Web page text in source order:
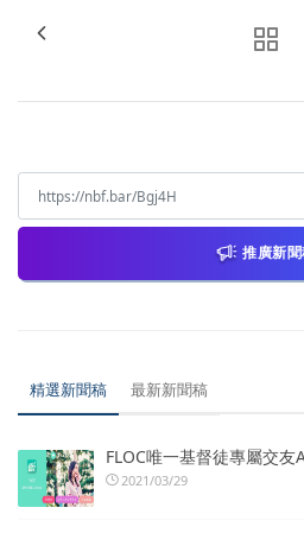
推廣新
精選新聞稿 最新新聞稿
FLOC唯一基督徒專屬交友
2021/03/29